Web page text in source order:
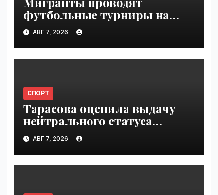
футбольные турниры на
пляже в Сеуте | VseTime.ru
АВГ 7, 2026
СПОРТ
Тарасова оценила выдачу
нейтрального статуса
Валиевой и Трусовой |
VseTime.ru
АВГ 7, 2026